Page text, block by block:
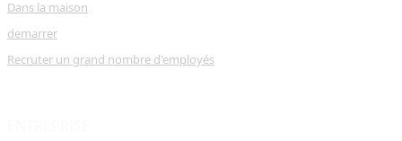
Dans la maison
demarrer
Recruter un grand nombre d'employés